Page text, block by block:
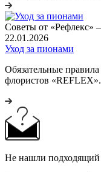
Советы от «Рефлекс»
22.01.2026
Уход за пионами
Обязательные
флористов «REFLEX».
Не нашли подходящий